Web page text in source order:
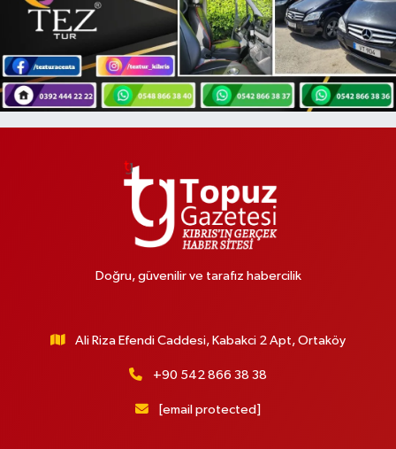
Doğru, güvenilir ve tarafız habercilik
Ali Riza Efendi Caddesi, Kabakci 2 Apt, Ortaköy
+90 542 866 38 38
[email protected]